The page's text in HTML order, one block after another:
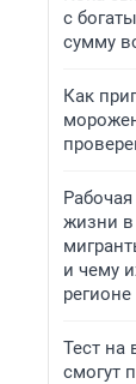
с
сумму
Как
жизни в
и чему
регионе
Тест на
смогут